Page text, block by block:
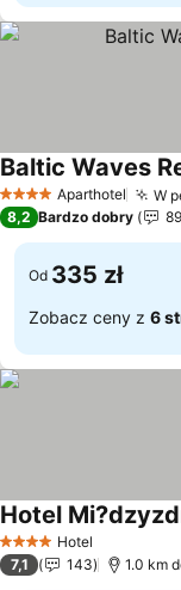
4 KategoriaAparthotel
Baltic Waves
8,2 Bardzo dobry
Od 335 zł
Zobacz ceny z 6
4 KategoriaHotel
Hotel
7,1 143 1.0 km